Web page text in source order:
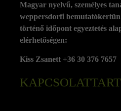
Magyar nyelvű, személyes
weppersdorfi
történő időpont egyeztetés
elérhetőségen:
Kiss Zsanett +36 30 376 7657